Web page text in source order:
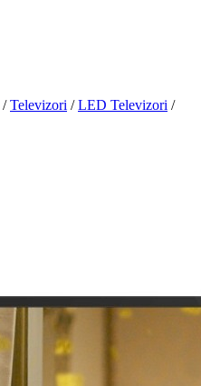
/Televizori /LED Televizori /